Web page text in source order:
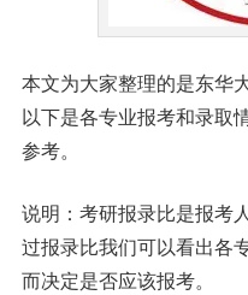
本文为大家整理的是东华
以下是各专业报考和录取
参考。
说明：考研报录比是报考
过报录比我们可以看出各
而决定是否应该报考。